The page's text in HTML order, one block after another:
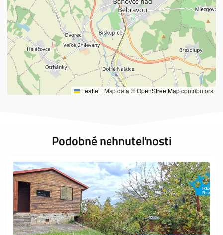
Leaflet | Map data ©OpenStreetMapcontributors
Podobné nehnuteľnosti